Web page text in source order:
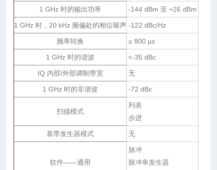
1 GHz 时的输出功率 -144 dBm 至 +26 dBm
1 GHz 时，20 kHz 频偏处的相位噪声 -122 dBc/Hz
频率转换 ≤ 800 µs
1 GHz 时的谐波 <-35 dBc
IQ 内部/外部调制带宽 无
1 GHz 时的非谐波 -72 dBc
扫描模式
列表
步进
基带发生器模式 无
软件——通用
脉冲
脉冲串发生器